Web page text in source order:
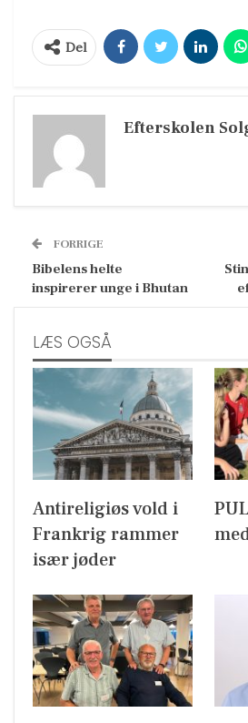
Del
Efterskolen
FORRIGE
Bibelens helte
inspirerer unge i Bhutan
LÆS OGSÅ
Antireligiøs vold i
Frankrig rammer
især jøder